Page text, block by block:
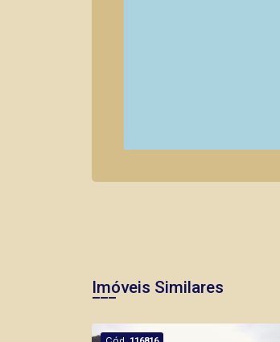
Imóveis Similares